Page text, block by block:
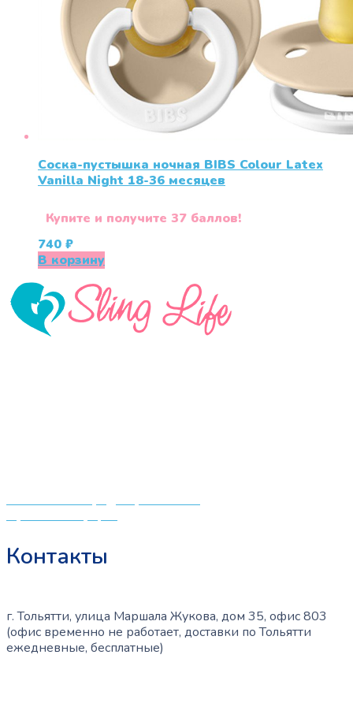
Соска-пустышка ночная BIBS Colour Latex
Vanilla Night 18-36 меcяцев
Купите и получите 37 баллов!
740 ₽
В корзину
Политика конфиденциальности
Публичная оферта
Контакты
г. Тольятти, улица Маршала Жукова, дом 35, офис 803
(офис временно не работает, доставки по Тольятти
ежедневные, бесплатные)